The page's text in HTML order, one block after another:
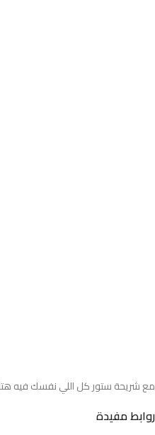
مع شريحة ستور كل اللي نفسك فيه
روابط مفيدة